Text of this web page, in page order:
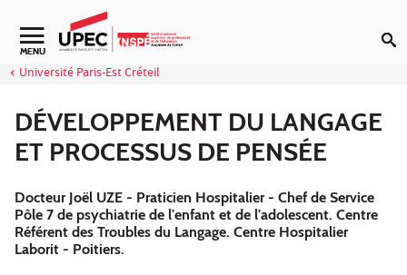
Aller au contenu
MENU
Université Paris-Est Créteil
DÉVELOPPEMENT DU LANGAGE
ET PROCESSUS DE PENSÉE
Docteur Joël UZE - Praticien Hospitalier - Chef de Service
Pôle 7 de psychiatrie de l'enfant et de l'adolescent. Centre
Référent des Troubles du Langage. Centre Hospitalier
Laborit - Poitiers.